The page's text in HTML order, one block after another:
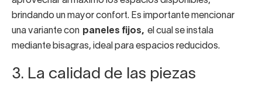
brindando un mayor confort. Es importante mencionar
una variante con paneles fijos, el cual se instala
mediante bisagras, ideal para espacios reducidos.
3. La calidad de las piezas